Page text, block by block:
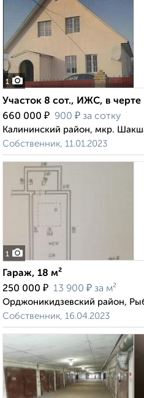
1
Участок 8 сот., ИЖС, в черте
660 000 ₽ 900 ₽ за сотку
Калининский район, мкр.
Собственник, 11.01.2023
1
Гараж, 18 м²
250 000 ₽ 13 900 ₽ за м²
Орджоникидзевский район,
Собственник, 16.04.2023